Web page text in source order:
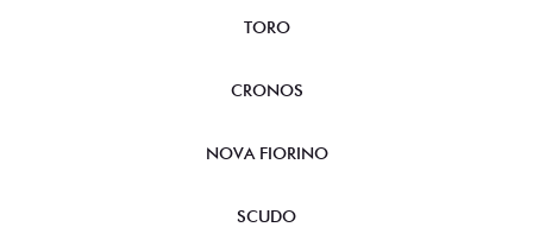
TORO
CRONOS
NOVA FIORINO
SCUDO